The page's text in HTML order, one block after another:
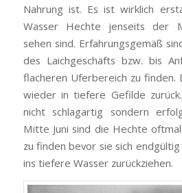
Nahrung ist. Es ist wirklich
Wasser Hechte jenseits der
sehen sind. Erfahrungsgemäß
des Laichgeschäfts bzw. bis
flacheren Uferbereich zu finden.
wieder in tiefere Gefilde
nicht schlagartig sondern
Mitte Juni sind die Hechte
zu finden bevor sie sich
ins tiefere Wasser zurückziehen.